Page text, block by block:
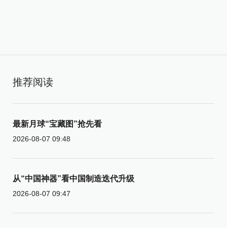
推荐阅读
最新月球“宝藏图”抢先看
2026-08-07 09:48
从“中国神器”看中国制造迭代升级
2026-08-07 09:47